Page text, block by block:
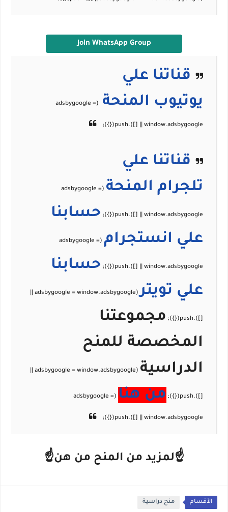
Join WhatsApp Group
قناتنا علي
يوتيوب المنحة
قناتنا علي
تلجرام المنحة
حسابنا
علي انستجرام
حسابنا
علي تويتر
مجموعتنا
المخصصة للمنح
الدراسية
من هنا
☝لمزيد من المنح من هن☝
الأقسام منح دراسية